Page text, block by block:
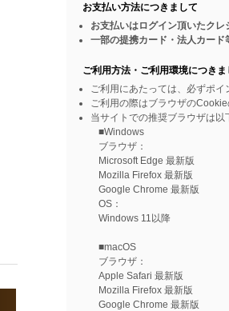
お支払い方法につきまして
お支払いはログイン頂いたクレ
一部の提携カード・法人カード
ご利用方法・ご利用環境につきま
ご利用にあたっては、必ずポ
ご利用の際はブラウザの
当サイトでの推奨ブラウザは以
■Windows
ブラウザ：
Microsoft Edge 最新版
Mozilla Firefox 最新版
Google Chrome 最新版
OS：
Windows 11以降
■macOS
ブラウザ：
Apple Safari 最新版
Mozilla Firefox 最新版
Google Chrome 最新版